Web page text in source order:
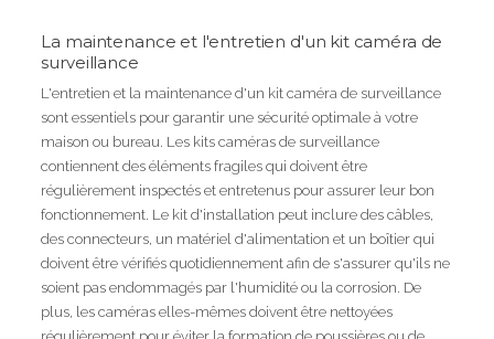
La maintenance et l'entretien d'un kit caméra de
surveillance
L'entretien et la maintenance d'un kit caméra de surveillance
sont essentiels pour garantir une sécurité optimale à votre
maison ou bureau. Les kits caméras de surveillance
contiennent des éléments fragiles qui doivent être
régulièrement inspectés et entretenus pour assurer leur bon
fonctionnement. Le kit d'installation peut inclure des câbles,
des connecteurs, un matériel d'alimentation et un boîtier qui
doivent être vérifiés quotidiennement afin de s'assurer qu'ils ne
soient pas endommagés par l'humidité ou la corrosion. De
plus, les caméras elles-mêmes doivent être nettoyées